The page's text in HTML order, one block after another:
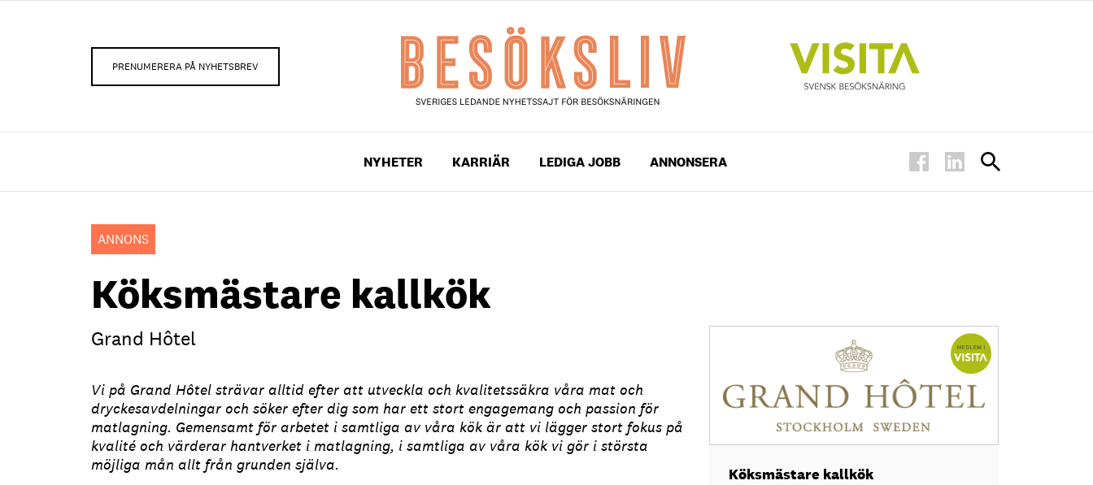
PRENUMERERA PÅ NYHETSBREV
NYHETER KARRIÄR LEDIGA JOBB ANNONSERA
ANNONS
Köksmästare kallkök
Grand Hôtel
Vi på Grand Hôtel strävar alltid efter att utveckla och kvalitetssäkra våra mat och
dryckesavdelningar och söker efter dig som har ett stort engagemang och passion för
matlagning. Gemensamt för arbetet i samtliga av våra kök är att vi lägger stort fokus på
kvalité och värderar hantverket i matlagning, i samtliga av våra kök vi gör i största
möjliga mån allt från grunden själva.
Köksmästare kallkök